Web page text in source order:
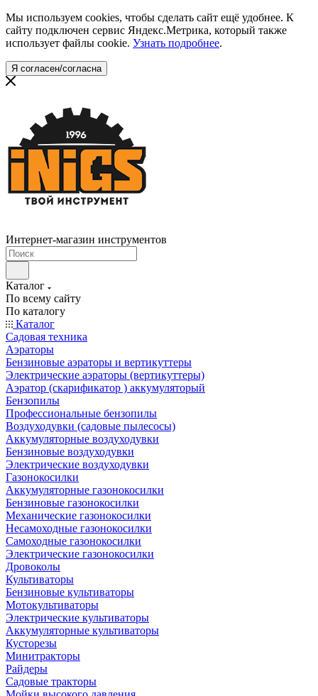
Мы используем cookies, чтобы сделать сайт ещё удобнее. К
сайту подключен сервис Яндекс.Метрика, который также
использует файлы cookie. Узнать подробнее.
Я согласен/согласна
Интернет-магазин инструментов
Каталог
По всему сайту
По каталогу
Каталог
Садовая техника
Аэраторы
Бензиновые аэраторы и вертикуттеры
Электрические аэраторы (вертикуттеры)
Аэратор (скарификатор ) аккумуляторый
Бензопилы
Профессиональные бензопилы
Воздуходувки (садовые пылесосы)
Аккумуляторные воздуходувки
Бензиновые воздуходувки
Электрические воздуходувки
Газонокосилки
Аккумуляторные газонокосилки
Бензиновые газонокосилки
Механические газонокосилки
Несамоходные газонокосилки
Самоходные газонокосилки
Электрические газонокосилки
Дровоколы
Культиваторы
Бензиновые культиваторы
Мотокультиваторы
Электрические культиваторы
Аккумуляторные культиваторы
Кусторезы
Минитракторы
Райдеры
Садовые тракторы